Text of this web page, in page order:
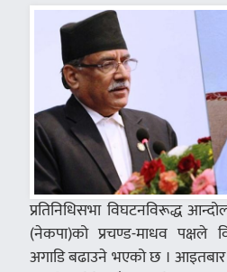
प्रतिनिधिसभा विघटनविरूद्ध
(नेकपा)को प्रचण्ड-माधव पक्षले
अगाडि बढाउने भएको छ । आइतबार